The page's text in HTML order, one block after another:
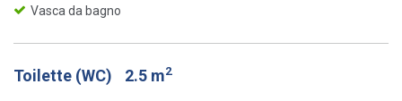
Vasca da bagno
Toilette (WC) 2.5 m2